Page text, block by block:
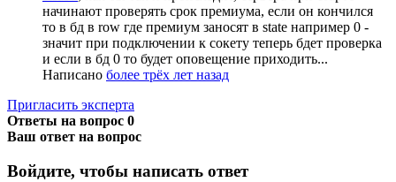
начинают проверять срок премиума, если он кончился
то в бд в row где премиум заносят в state например 0 -
значит при подключении к сокету теперь бдет проверка
и если в бд 0 то будет оповещение приходить...
Написано более трёх лет назад
Пригласить эксперта
Ответы на вопрос 0
Ваш ответ на вопрос
Войдите, чтобы написать ответ